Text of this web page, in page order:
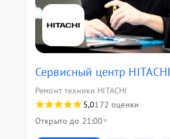
Сервисный центр HITACHI
Ремонт техники HITACHI
5,0172 оценки
Открыто до 21:00